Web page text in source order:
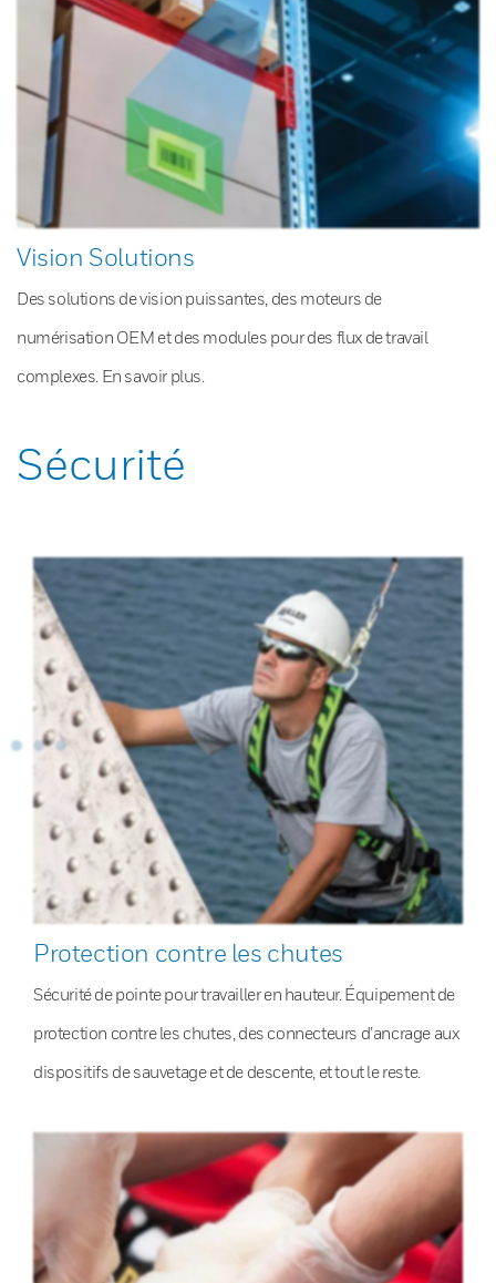
Vision Solutions
Des solutions de vision puissantes, des moteurs de
numérisation OEM et des modules pour des flux de travail
complexes. En savoir plus.
Sécurité
Protection contre les chutes
Sécurité de pointe pour travailler en hauteur. Équipement de
protection contre les chutes, des connecteurs d’ancrage aux
dispositifs de sauvetage et de descente, et tout le reste.